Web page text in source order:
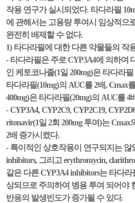
작용 연구가 실시되었다. 타다라필
에 관해서는 고용량 투여시 임상적으
완전히 배제할 수 없다.
1) 타다라필에 대한 다른 약물들의 작
- 타다라필은 주로 CYP3A4에 의하여
인 케토코나졸(1일 200mg)은 타다라
타다라필(10mg)의 AUC를 2배, Cmax
400mg)은 타다라필(20mg)의 AUC를 4
- CYP3A4, CYP2C9, CYP2C19,
ritonavir(1일 2회 200mg 투여)는
2배 증가시켰다.
- 특이적인 상호작용이 연구되지는 않
inhibitors, 그리고 erythromycin,
같은 다른 CYP3A4 inhibitors는 타다
상되므로 주의하여 병용 투여 되어야
반응의 발생빈도가 증가될 수 있다.